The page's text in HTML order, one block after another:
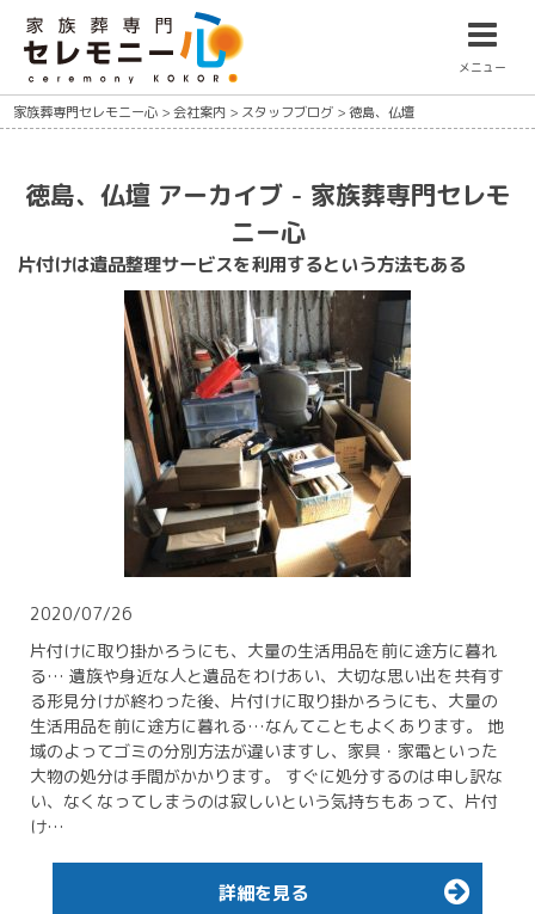
メニュー
家族葬専門セレモニー心 >会社案内 > スタッフブログ >徳島、仏壇
徳島、仏壇 アーカイブ - 家族葬専門セレモ
ニー心
片付けは遺品整理サービスを利用するという方法もある
2020/07/26
片付けに取り掛かろうにも、大量の生活用品を前に途方に暮れ
る… 遺族や身近な人と遺品をわけあい、大切な思い出を共有す
る形見分けが終わった後、片付けに取り掛かろうにも、大量の
生活用品を前に途方に暮れる…なんてこともよくあります。 地
域のよってゴミの分別方法が違いますし、家具・家電といった
大物の処分は手間がかかります。 すぐに処分するのは申し訳な
い、なくなってしまうのは寂しいという気持ちもあって、片付
け…
詳細を見る